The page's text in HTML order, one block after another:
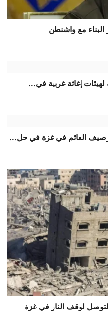
البناء مع واشنطن
لهيئات إغاثة غربية في...
العائم في غزة في حل...
لوقف النار في غزة